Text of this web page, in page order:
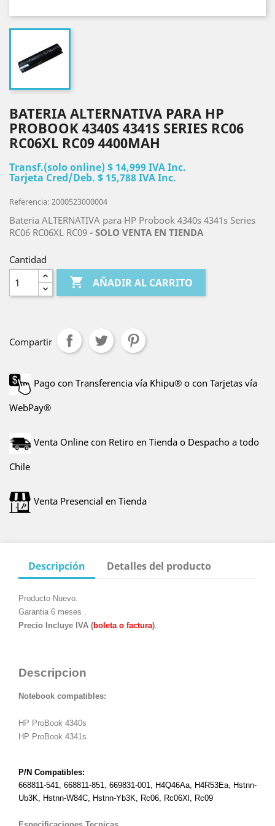
BATERIA ALTERNATIVA PARA HP
PROBOOK 4340S 4341S SERIES RC06
RC06XL RC09 4400MAH
Transf.(solo online) $ 14,999 IVA Inc.
Tarjeta Cred/Deb. $ 15,788 IVA Inc.
Referencia: 2000523000004
Bateria ALTERNATIVA para HP Probook 4340s 4341s Series
RC06 RC06XL RC09 - SOLO VENTA EN TIENDA
Cantidad
 AÑADIR AL CARRITO
Compartir
Pago con Transferencia vía Khipu® o con Tarjetas vía
WebPay®
Venta Online con Retiro en Tienda o Despacho a todo
Chile
Venta Presencial en Tienda
Descripción Detalles del producto
Producto Nuevo.
Garantia 6 meses .
Precio Incluye IVA (boleta o factura).
Descripcion
Notebook compatibles:
HP ProBook 4340s
HP ProBook 4341s
P/N Compatibles:
668811-541, 668811-851, 669831-001, H4Q46Aa, H4R53Ea, Hstnn-
Ub3K, Hstnn-W84C, Hstnn-Yb3K, Rc06, Rc06Xl, Rc09